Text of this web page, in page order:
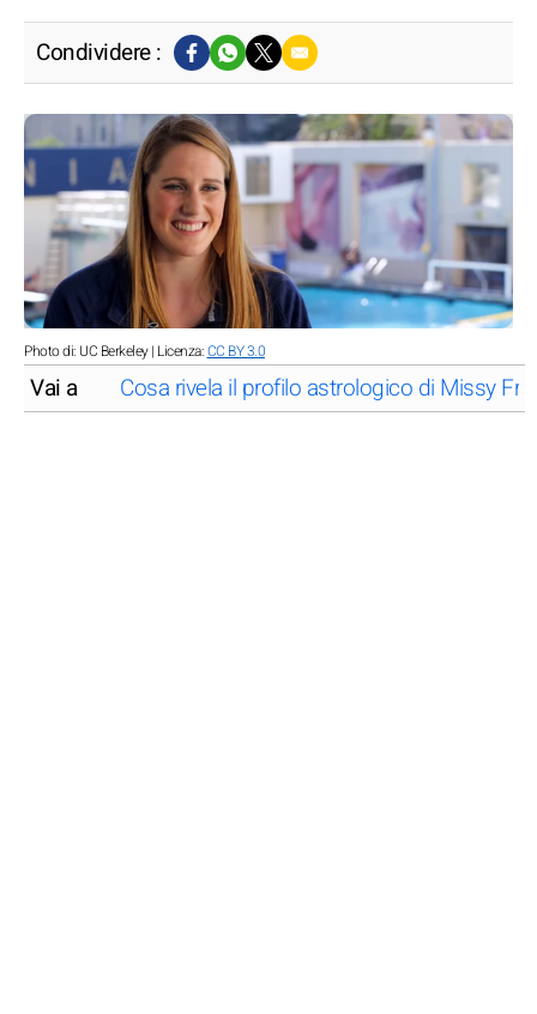
Condividere :
Photo di: UC Berkeley | Licenza:CC BY 3.0
Vai a Cosa rivela il profilo astrologico di Missy